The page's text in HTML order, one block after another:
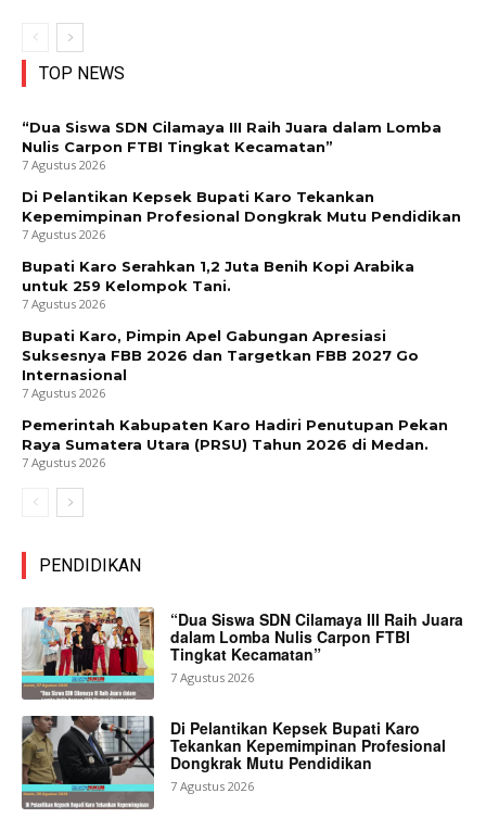
TOP NEWS
“Dua Siswa SDN Cilamaya III Raih Juara dalam Lomba
Nulis Carpon FTBI Tingkat Kecamatan”
7 Agustus 2026
Di Pelantikan Kepsek Bupati Karo Tekankan
Kepemimpinan Profesional Dongkrak Mutu Pendidikan
7 Agustus 2026
Bupati Karo Serahkan 1,2 Juta Benih Kopi Arabika
untuk 259 Kelompok Tani.
7 Agustus 2026
Bupati Karo, Pimpin Apel Gabungan Apresiasi
Suksesnya FBB 2026 dan Targetkan FBB 2027 Go
Internasional
7 Agustus 2026
Pemerintah Kabupaten Karo Hadiri Penutupan Pekan
Raya Sumatera Utara (PRSU) Tahun 2026 di Medan.
7 Agustus 2026
PENDIDIKAN
“Dua Siswa SDN Cilamaya III Raih Juara
dalam Lomba Nulis Carpon FTBI
Tingkat Kecamatan”
7 Agustus 2026
Di Pelantikan Kepsek Bupati Karo
Tekankan Kepemimpinan Profesional
Dongkrak Mutu Pendidikan
7 Agustus 2026